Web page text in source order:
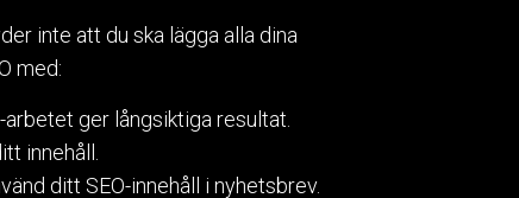
inte att du ska lägga alla dina
med:
ger långsiktiga resultat.
innehåll.
ditt SEO-innehåll i nyhetsbrev.